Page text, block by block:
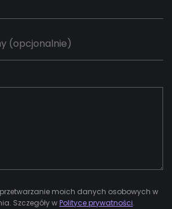
moich danych osobowych w
Szczegóły wPolityce prywatności.